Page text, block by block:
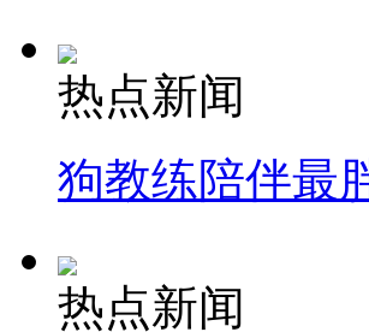
热点新闻
狗教练陪伴最
热点新闻